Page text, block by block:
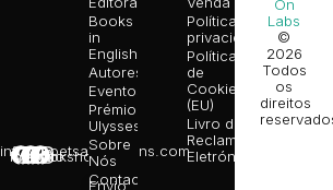
info@poetsandragons.com
Infantil
Adulto
Bookshop
Books
in
English
Autores
Eventos
Prémio
Ulysses
Sobre
Nós
Contactos
Envio
Política de
privacidade
Política
de
Cookies
(EU)
Livro de
Reclamações
Eletrónico
On
Labs
©
2026
Todos
os
direitos